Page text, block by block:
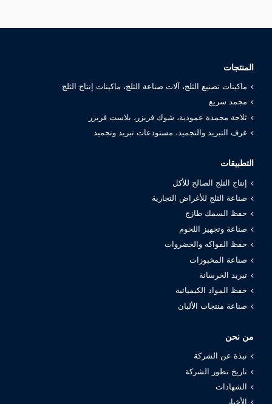
المنتجات
ماكينات تصنيع الثلج، آلات صناعة الثلج، ماكينات إنتاج الثلج
مجمد سريع
ثلاجة مجمدة عمودية، شوك فريزر، بلاست فريزر
غرف التبريد والتجميد، مستودعات تبريد وتجميد
التطبيقات
إنتاج الثلج الصالح للأكل
صناعة الثلج للأغراض التجارية
حفظ السمك طازج
صناعة وتجهيز اللحوم
حفظ الفواكه والخضروات
صناعة المخبوزات
تبريد الخرسانة
حفظ المواد الكيميائية
صناعة منتجات الألبان
من نحن
نبذة عن الشركة
تاريخ تطور الشركة
الشهادات